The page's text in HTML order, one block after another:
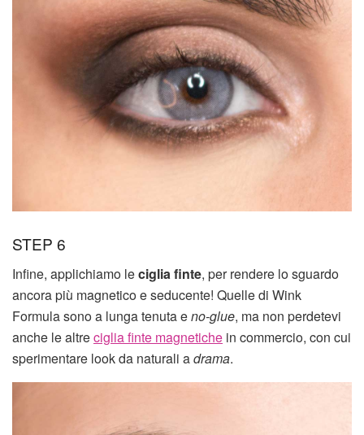
STEP 6
Infine, applichiamo leciglia finte, per rendere lo sguardo
ancora più magnetico e seducente! Quelle di Wink
Formula sono a lunga tenuta eno-glue, ma non perdetevi
anche le altreciglia finte magnetiche in commercio, con cui
sperimentare look da naturali adrama.